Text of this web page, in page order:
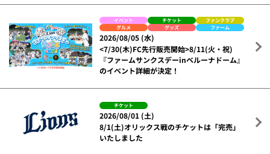
イベント チケット
ファンクラブ
グルメ
グッズ ファーム
2026/08/05 (水)
<7/30(木)FC先行販売開始>8/11(火・祝)
『ファームサンクスデーinベルーナドーム』
のイベント詳細が決定！
チケット
2026/08/01 (土)
8/1(土)オリックス戦のチケットは「完売」
いたしました